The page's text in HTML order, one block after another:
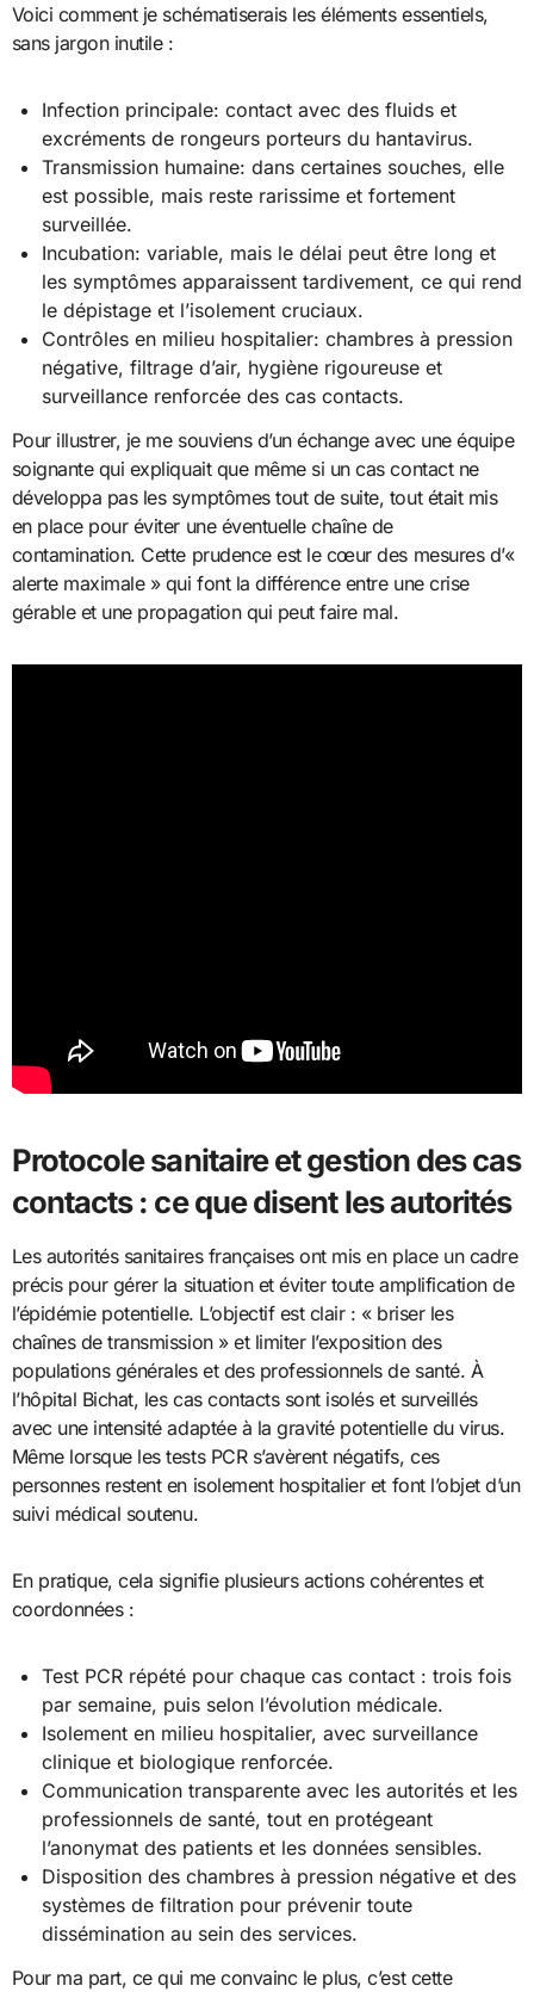
Voici comment je schématiserais les éléments essentiels,
sans jargon inutile :
Infection principale: contact avec des fluids et
excréments de rongeurs porteurs du hantavirus.
Transmission humaine: dans certaines souches, elle
est possible, mais reste rarissime et fortement
surveillée.
Incubation: variable, mais le délai peut être long et
les symptômes apparaissent tardivement, ce qui rend
le dépistage et l’isolement cruciaux.
Contrôles en milieu hospitalier: chambres à pression
négative, filtrage d’air, hygiène rigoureuse et
surveillance renforcée des cas contacts.
Pour illustrer, je me souviens d’un échange avec une équipe
soignante qui expliquait que même si un cas contact ne
développa pas les symptômes tout de suite, tout était mis
en place pour éviter une éventuelle chaîne de
contamination. Cette prudence est le cœur des mesures d’«
alerte maximale » qui font la différence entre une crise
gérable et une propagation qui peut faire mal.
Protocole sanitaire et gestion des cas
contacts : ce que disent les autorités
Les autorités sanitaires françaises ont mis en place un cadre
précis pour gérer la situation et éviter toute amplification de
l’épidémie potentielle. L’objectif est clair : « briser les
chaînes de transmission » et limiter l’exposition des
populations générales et des professionnels de santé. À
l’hôpital Bichat, les cas contacts sont isolés et surveillés
avec une intensité adaptée à la gravité potentielle du virus.
Même lorsque les tests PCR s’avèrent négatifs, ces
personnes restent en isolement hospitalier et font l’objet d’un
suivi médical soutenu.
En pratique, cela signifie plusieurs actions cohérentes et
coordonnées :
Test PCR répété pour chaque cas contact : trois fois
par semaine, puis selon l’évolution médicale.
Isolement en milieu hospitalier, avec surveillance
clinique et biologique renforcée.
Communication transparente avec les autorités et les
professionnels de santé, tout en protégeant
l’anonymat des patients et les données sensibles.
Disposition des chambres à pression négative et des
systèmes de filtration pour prévenir toute
dissémination au sein des services.
Pour ma part, ce qui me convainc le plus, c’est cette